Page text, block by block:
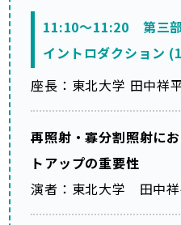
11:10～11:20 第三
イントロダクション
座長：東北大学 田中祥
再照射・寡分割照射に
トアップの重要性
演者：東北大学 田中